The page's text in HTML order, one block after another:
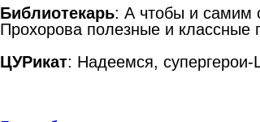
Библиотекарь: А чтобы и самим
Прохорова полезные и классные
ЦУРикат: Надеемся,